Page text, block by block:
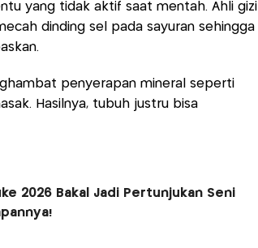
yang tidak aktif saat mentah. Ahli gizi
dinding sel pada sayuran sehingga
penyerapan mineral seperti
Hasilnya, tubuh justru bisa
2026 Bakal Jadi Pertunjukan Seni